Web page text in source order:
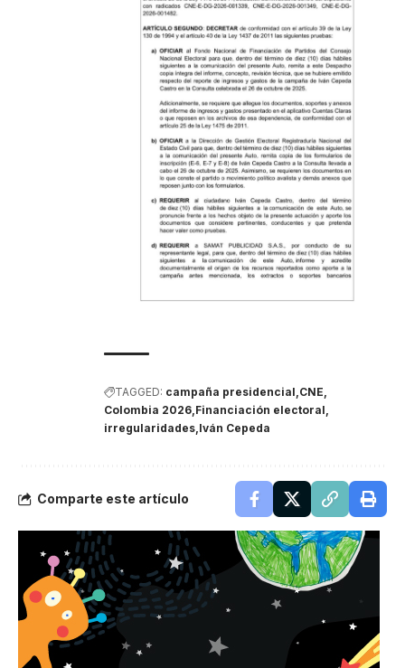
TAGGED: campaña presidencial CNE
Colombia 2026 Financiación electoral
irregularidades Iván Cepeda
Comparte este artículo